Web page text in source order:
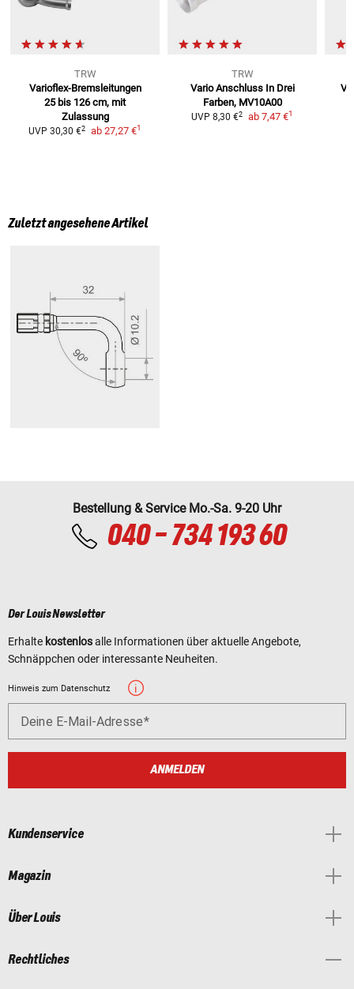
TRW
Varioflex-Bremsleitungen
25 bis 126 cm, mit
Zulassung
UVP 30,30 €2 ab 27,27 €1
TRW
Vario Anschluss In Drei
Farben, MV10A00
UVP 8,30 €2 ab 7,47 €1
Zuletzt angesehene Artikel
Bestellung & Service Mo.-Sa. 9-20 Uhr
040 - 734 193 60
Der Louis Newsletter
Erhalte kostenlosalle Informationen über aktuelle Angebote,
Schnäppchen oder interessante Neuheiten.
Hinweis zum Datenschutz
Deine E-Mail-Adresse
ANMELDEN
Kundenservice
Magazin
Über Louis
Rechtliches